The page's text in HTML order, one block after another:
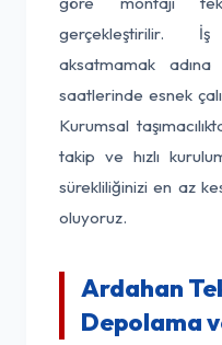
gerçekleştirilir.
aksatmamak
saatlerinde esnek
Kurumsal
takip ve hızlı
sürekliliğinizi en az
oluyoruz.
Ardahan
Depolama